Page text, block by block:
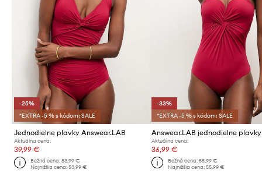
-25%
*EXTRA -5 % s kódom: SALE
Jednodielne plavky Answear.LAB
Aktuálna cena:
39,99 €
Bežná cena:53,99 €
Najnižšia cena:53,99 €
-33%
*EXTRA -5 % s kódom: SALE
Aktuálna cena:
36,99 €
Bežná cena: 55,99 €
Najnižšia cena: 55,99 €